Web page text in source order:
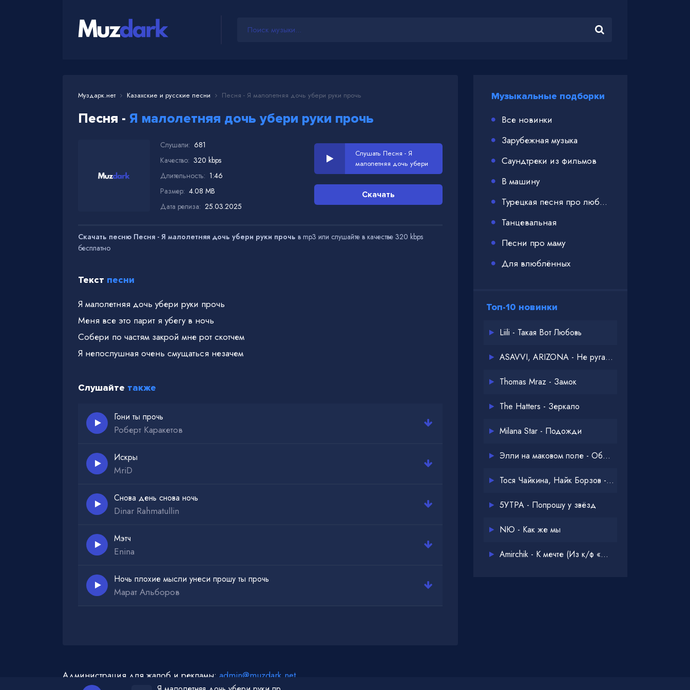
Муздарк.нет Казахские и русские песни Песня - Я малолетняя дочь убери руки прочь
Песня - Я малолетняя дочь убери руки прочь
Слушали: 681
Качество: 320 kbps
Длительность: 1:46
Размер: 4.08 MB
Дата релиза: 25.03.2025
Слушать Песня - Я
малолетняя дочь убери
руки прочь
Скачать
Скачать песню Песня - Я малолетняя дочь убери руки прочь в mp3 или слушайте в качестве 320 kbps
бесплатно
Текст песни
Я малолетняя дочь убери руки прочь
Меня все это парит я убегу в ночь
Собери по частям закрой мне рот скотчем
Я непослушная очень смущаться незачем
Слушайте также
Гони ты прочь
Роберт Каракетов
Искры
MriD
Снова день снова ночь
Dinar Rahmatullin
Мэтч
Enina
Ночь плохие мысли унеси прошу ты прочь
Марат Альборов
Музыкальные подборки
Все новинки
Зарубежная музыка
Саундтреки из фильмов
В машину
Турецкая песня про любовь
Танцевальная
Песни про маму
Для влюблённых
Топ-10 новинки
Liili - Такая Вот Любовь
ASAVVI, ARIZONA - Не ругайся
Thomas Mraz - Замок
The Hatters - Зеркало
Milana Star - Подожди
Элли на маковом поле - Обнимай
Тося Чайкина, Найк Борзов - Опять
5УТРА - Попрошу у звёзд
NЮ - Как же мы
Amirchik - К мечте (Из к/ф «Одна дома 3»)
Администрация для жалоб и рекламы: admin@muzdark.net